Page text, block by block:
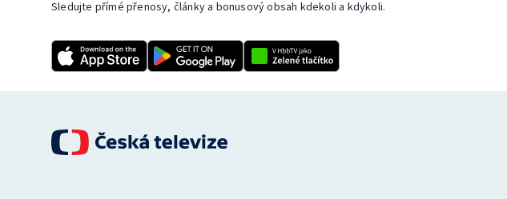
Sledujte přímé přenosy, články a bonusový obsah kdekoli a kdykoli.